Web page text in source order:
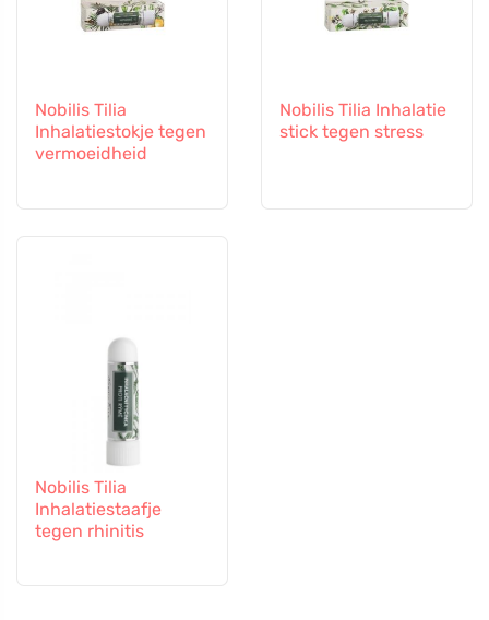
Nobilis Tilia
Inhalatiestokje tegen
vermoeidheid
Nobilis Tilia Inhalatie
stick tegen stress
Nobilis Tilia
Inhalatiestaafje
tegen rhinitis